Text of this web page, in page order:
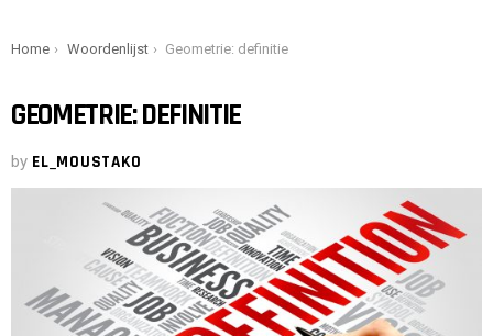
You are here:
Home Woordenlijst Geometrie: definitie
GEOMETRIE: DEFINITIE
by EL_MOUSTAKO